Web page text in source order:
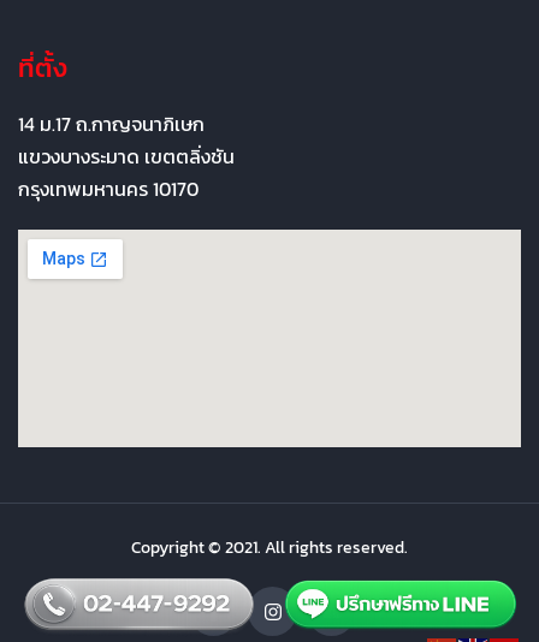
ที่ตั้ง
14 ม.17 ถ.กาญจนาภิเษก
แขวงบางระมาด เขตตลิ่งชัน
กรุงเทพมหานคร 10170
Copyright © 2021. All rights reserved.